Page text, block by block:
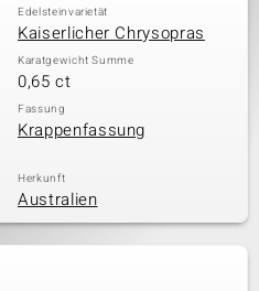
Edelsteinvarietät
Kaiserlicher Chrysopras
Karatgewicht Summe
0,65 ct
Fassung
Krappenfassung
Herkunft
Australien